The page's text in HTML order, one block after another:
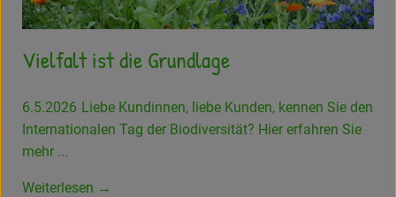
Entdecken
Über uns
Vielfalt ist die Grundlage
6.5.2026 Liebe Kundinnen, liebe Kunden, kennen Sie den
Internationalen Tag der Biodiversität? Hier erfahren Sie
mehr ...
Weiterlesen →